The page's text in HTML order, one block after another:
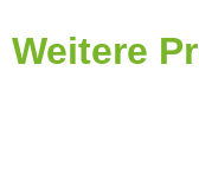
Weitere